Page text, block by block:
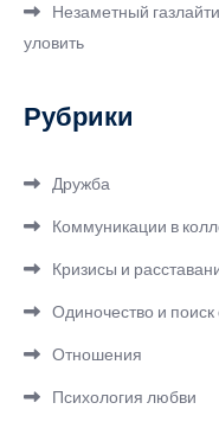
Незаметный
уловить
Рубрики
Дружба
Коммуникации в
Кризисы и
Одиночество и поиск
Отношения
Психология любви